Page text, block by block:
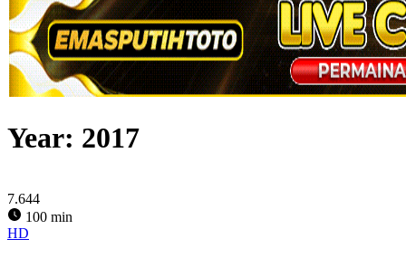
Year: 2017
7.644
100 min
HD